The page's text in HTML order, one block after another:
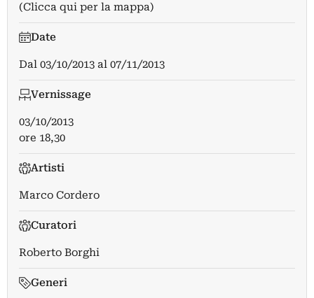
(Clicca qui per la mappa)
Date
Dal 03/10/2013 al 07/11/2013
Vernissage
03/10/2013
ore 18,30
Artisti
Marco Cordero
Curatori
Roberto Borghi
Generi